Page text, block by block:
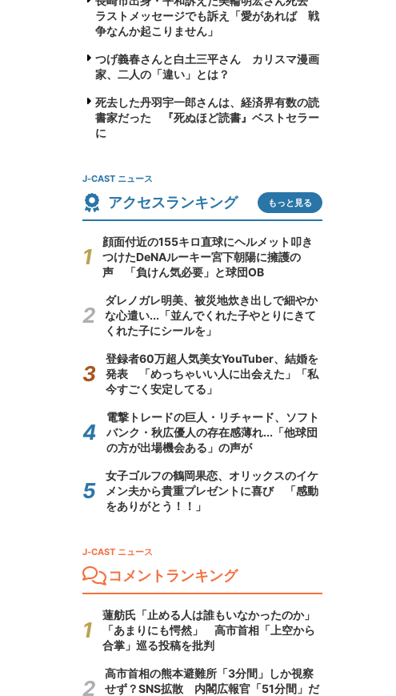
ラストメッセージでも訴え「愛があれば 戦
争なんか起こりません」
つげ義春さんと白土三平さん カリスマ漫画
家、二人の「違い」とは？
死去した丹羽宇一郎さんは、経済界有数の読
書家だった 『死ぬほど読書』ベストセラー
に
J-CAST ニュース
アクセスランキング もっと見る
顔面付近の155キロ直球にヘルメット叩き
つけたDeNAルーキー宮下朝陽に擁護の
声 「負けん気必要」と球団OB
ダレノガレ明美、被災地炊き出しで細やか
な心遣い...「並んでくれた子やとりにきて
くれた子にシールを」
登録者60万超人気美女YouTuber、結婚を
発表 「めっちゃいい人に出会えた」「私
今すごく安定してる」
電撃トレードの巨人・リチャード、ソフト
バンク・秋広優人の存在感薄れ...「他球団
の方が出場機会ある」の声が
女子ゴルフの鶴岡果恋、オリックスのイケ
メン夫から貴重プレゼントに喜び 「感動
をありがとう！！」
J-CAST ニュース
コメントランキング
蓮舫氏「止める人は誰もいなかったのか」
「あまりにも愕然」 高市首相「上空から
合掌」巡る投稿を批判
高市首相の熊本避難所「3分間」しか視察
せず？SNS拡散 内閣広報官「51分間」だ